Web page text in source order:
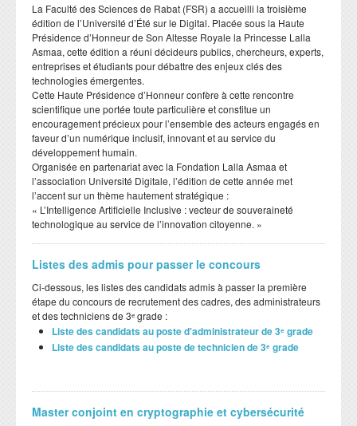
​La Faculté des Sciences de Rabat (FSR) a accueilli la troisième
édition de l’Université d’Été sur le Digital. Placée sous la Haute
Présidence d’Honneur de Son Altesse Royale la Princesse Lalla
Asmaa, cette édition a réuni décideurs publics, chercheurs, experts,
entreprises et étudiants pour débattre des enjeux clés des
technologies émergentes.
​Cette Haute Présidence d’Honneur confère à cette rencontre
scientifique une portée toute particulière et constitue un
encouragement précieux pour l’ensemble des acteurs engagés en
faveur d’un numérique inclusif, innovant et au service du
développement humain.
​Organisée en partenariat avec la Fondation Lalla Asmaa et
l’association Université Digitale, l’édition de cette année met
l’accent sur un thème hautement stratégique :
​« L’Intelligence Artificielle Inclusive : vecteur de souveraineté
technologique au service de l’innovation citoyenne. »
Listes des admis pour passer le concours
Ci-dessous, les listes des candidats admis à passer la première
étape du concours de recrutement des cadres, des administrateurs
et des techniciens de 3ᵉ grade :
Liste des candidats au poste d'administrateur de 3ᵉ grade
Liste des candidats au poste de technicien de 3ᵉ grade
Master conjoint en cryptographie et cybersécurité